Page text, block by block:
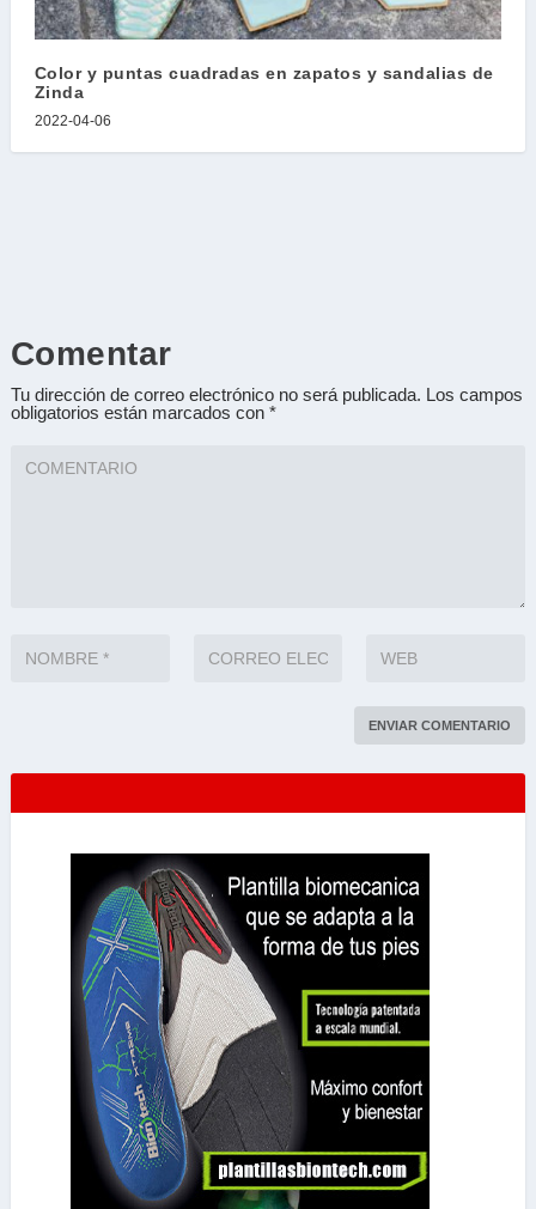
Color y puntas cuadradas en zapatos y sandalias de
Zinda
2022-04-06
Comentar
Tu dirección de correo electrónico no será publicada. Los campos
obligatorios están marcados con *